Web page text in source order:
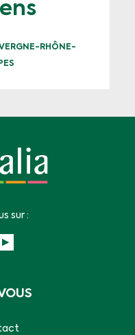
RHÔNE-
sur :